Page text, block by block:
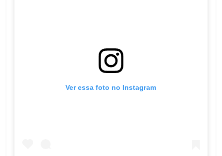
Ver essa foto no Instagram